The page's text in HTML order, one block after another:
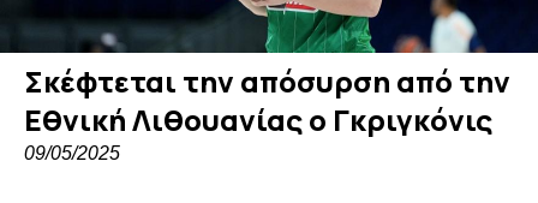
Σκέφτεται την απόσυρση από την
Εθνική Λιθουανίας ο Γκριγκόνις
09/05/2025